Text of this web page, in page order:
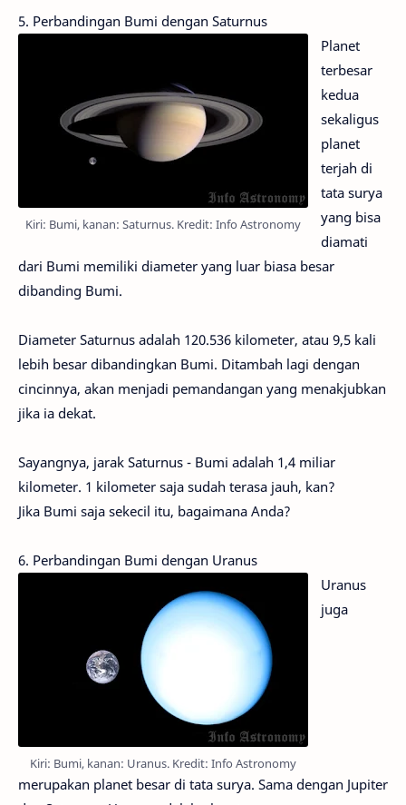
5. Perbandingan Bumi dengan Saturnus
Kiri: Bumi, kanan: Saturnus. Kredit: Info Astronomy
Planet
terbesar
kedua
sekaligus
planet
terjah di
tata surya
yang bisa
diamati
dari Bumi memiliki diameter yang luar biasa besar
dibanding Bumi.
Diameter Saturnus adalah 120.536 kilometer, atau 9,5 kali
lebih besar dibandingkan Bumi. Ditambah lagi dengan
cincinnya, akan menjadi pemandangan yang menakjubkan
jika ia dekat.
Sayangnya, jarak Saturnus - Bumi adalah 1,4 miliar
kilometer. 1 kilometer saja sudah terasa jauh, kan?
Jika Bumi saja sekecil itu, bagaimana Anda?
6. Perbandingan Bumi dengan Uranus
Kiri: Bumi, kanan: Uranus. Kredit: Info Astronomy
Uranus
juga
merupakan planet besar di tata surya. Sama dengan Jupiter